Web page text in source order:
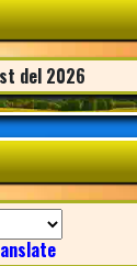
del 2026